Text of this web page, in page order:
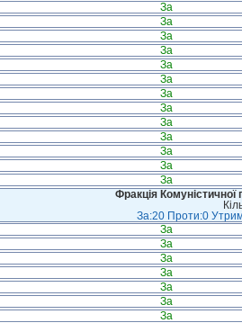
За
За
За
За
За
За
За
За
За
За
За
За
За
Фракція Комуністичної
За:20 Проти:0
За
За
За
За
За
За
За